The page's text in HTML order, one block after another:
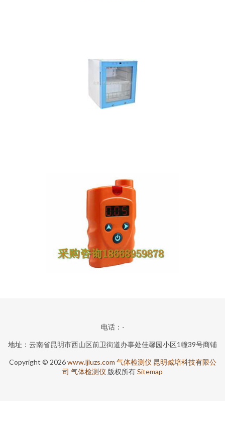
电话：-
地址：云南省昆明市西山区前卫街道办事处佳馨园小区1幢39号商铺
Copyright © 2026www.ljluzs.com 气体检测仪 昆明臧培科技有限公
司 气体检测仪 版权所有Sitemap